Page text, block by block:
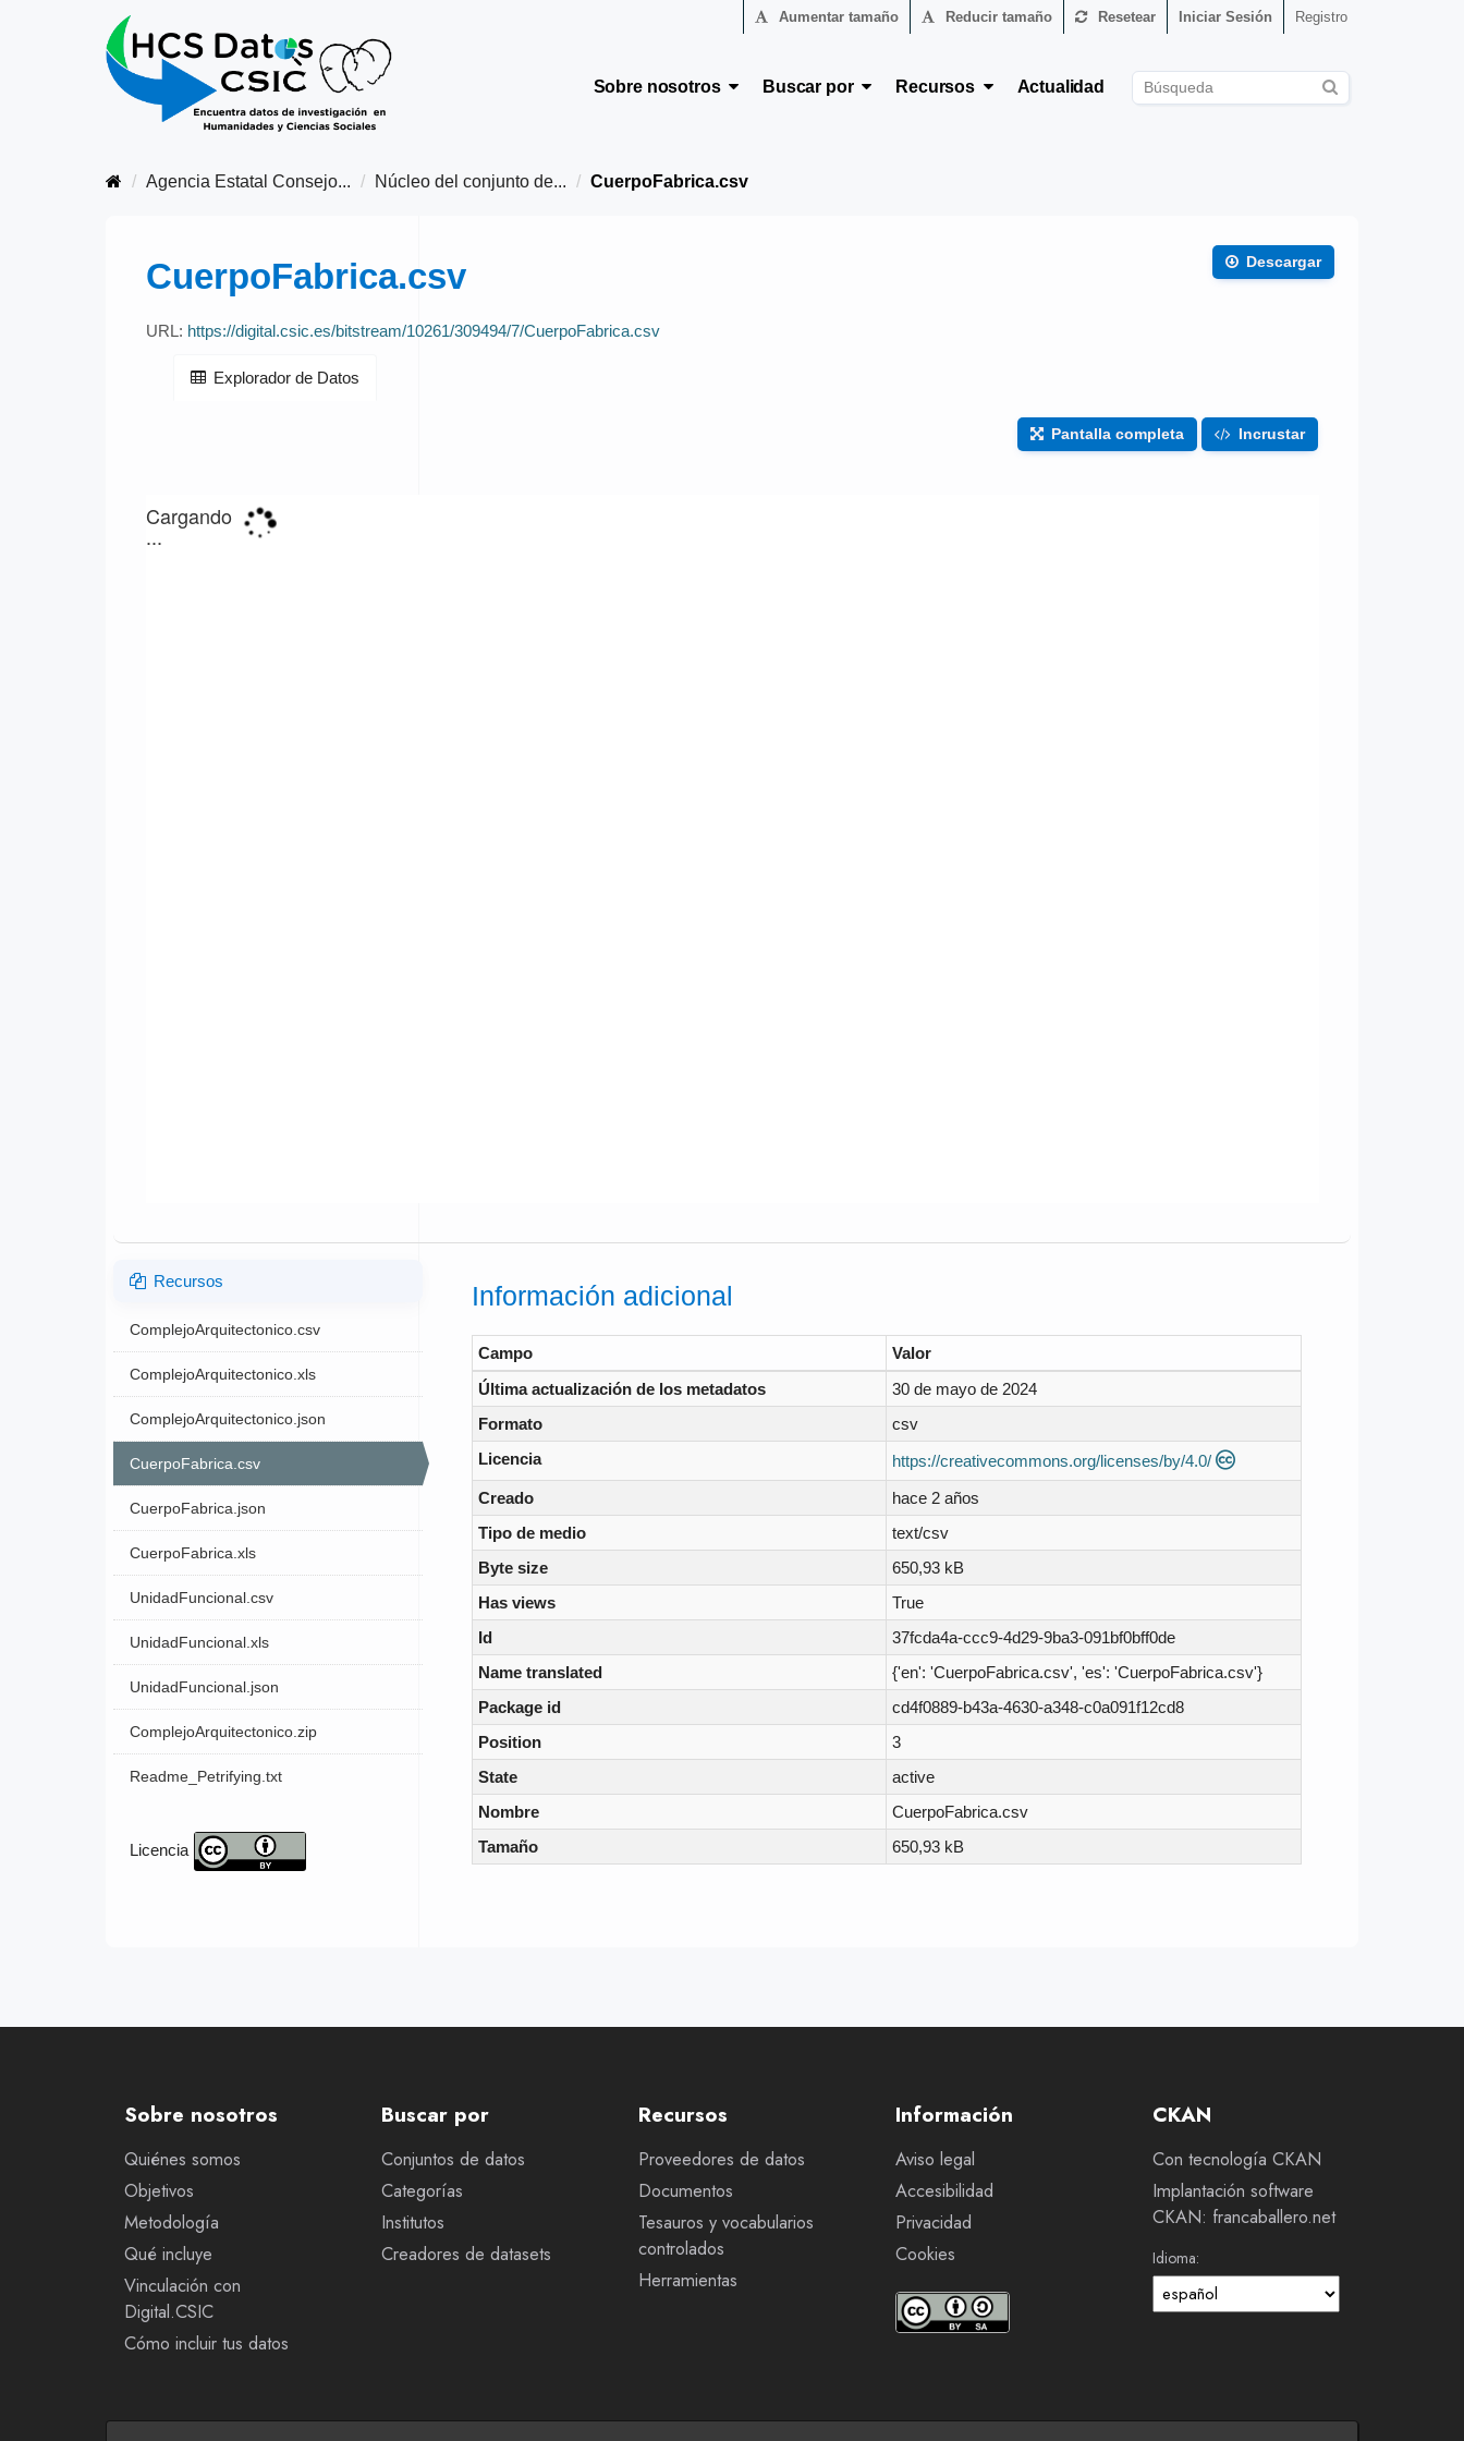
Aumentar tamaño Reducir tamaño Resetear Iniciar Sesión Registro
Sobre nosotros Buscar por Recursos Actualidad
Agencia Estatal Consejo... Núcleo del conjunto de... CuerpoFabrica.csv
Descargar
CuerpoFabrica.csv
URL: https://digital.csic.es/bitstream/10261/309494/7/CuerpoFabrica.csv
Explorador de Datos
Pantalla completa Incrustar
Recursos
ComplejoArquitectonico.csv
ComplejoArquitectonico.xls
ComplejoArquitectonico.json
CuerpoFabrica.csv
CuerpoFabrica.json
CuerpoFabrica.xls
UnidadFuncional.csv
UnidadFuncional.xls
UnidadFuncional.json
ComplejoArquitectonico.zip
Readme_Petrifying.txt
Licencia
Información adicional
Campo
Valor
Última actualización de los metadatos
30 de mayo de 2024
Formato
csv
Licencia
https://creativecommons.org/licenses/by/4.0/
Creado
hace 2 años
Tipo de medio
text/csv
Byte size
650,93 kB
Has views
True
Id
37fcda4a-ccc9-4d29-9ba3-091bf0bff0de
Name translated
{'en': 'CuerpoFabrica.csv', 'es': 'CuerpoFabrica.csv'}
Package id
cd4f0889-b43a-4630-a348-c0a091f12cd8
Position
3
State
active
Nombre
CuerpoFabrica.csv
Tamaño
650,93 kB
Sobre nosotros
Quiénes somos
Objetivos
Metodología
Qué incluye
Vinculación con
Digital.CSIC
Cómo incluir tus datos
Buscar por
Conjuntos de datos
Categorías
Institutos
Creadores de datasets
Recursos
Proveedores de datos
Documentos
Tesauros y vocabularios
controlados
Herramientas
Información
Aviso legal
Accesibilidad
Privacidad
Cookies
CKAN
Con tecnología CKAN
Implantación software
CKAN: francaballero.net
Idioma